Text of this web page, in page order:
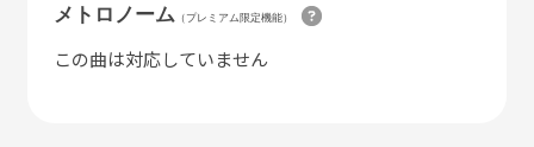
メトロノーム （プレミアム限定機能）
この曲は対応していません